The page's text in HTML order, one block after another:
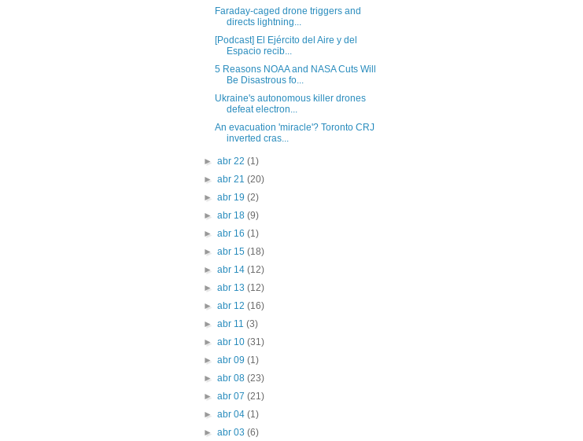
Faraday-caged drone triggers and
directs lightning...
[Podcast] El Ejército del Aire y del
Espacio recib...
5 Reasons NOAA and NASA Cuts Will
Be Disastrous fo...
Ukraine's autonomous killer drones
defeat electron...
An evacuation 'miracle'? Toronto CRJ
inverted cras...
► abr 22 (1)
► abr 21 (20)
► abr 19 (2)
► abr 18 (9)
► abr 16 (1)
► abr 15 (18)
► abr 14 (12)
► abr 13 (12)
► abr 12 (16)
► abr 11 (3)
► abr 10 (31)
► abr 09 (1)
► abr 08 (23)
► abr 07 (21)
► abr 04 (1)
► abr 03 (6)